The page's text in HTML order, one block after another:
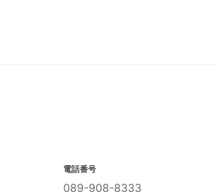
電話番号
089-908-8333